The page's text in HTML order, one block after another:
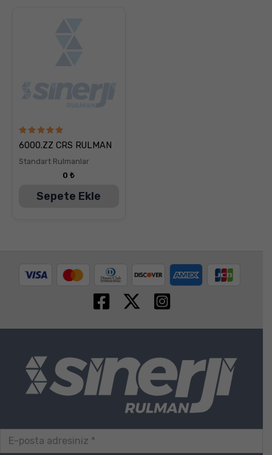
5
üzerinden
oy aldı
6000.ZZ CRS RULMAN
Standart Rulmanlar
0₺
Sepete Ekle